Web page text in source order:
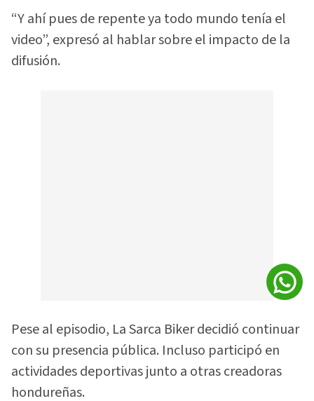
“Y ahí pues de repente ya todo mundo tenía el
video”, expresó al hablar sobre el impacto de la
difusión.
Pese al episodio, La Sarca Biker decidió continuar
con su presencia pública. Incluso participó en
actividades deportivas junto a otras creadoras
hondureñas.